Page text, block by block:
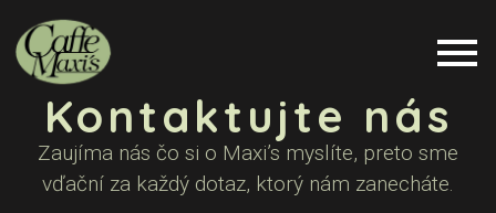
Kontaktujte nás
Zaujíma nás čo si o Maxi’s myslíte, preto sme
vďační za každý dotaz, ktorý nám zanecháte.